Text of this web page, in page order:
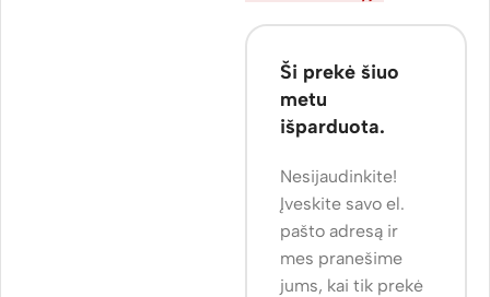
Ši prekė šiuo
metu
išparduota.
Nesijaudinkite!
Įveskite savo el.
pašto adresą ir
mes pranešime
jums, kai tik prekė